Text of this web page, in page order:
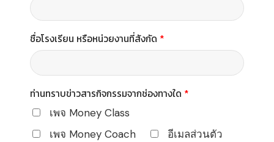
ชื่อโรงเรียน หรือหน่วยงานที่สังกัด *
ท่านทราบข่าวสารกิจกรรมจากช่องทางใด *
เพจ Money Class
เพจ Money Coach
อีเมลส่วนตัว